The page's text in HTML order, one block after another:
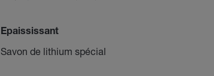
Epaississant
Savon de lithium spécial